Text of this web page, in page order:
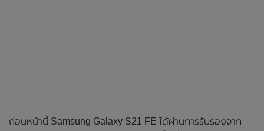
ก่อนหน้านี้ Samsung Galaxy S21 FE ได้ผ่านการรับรองจาก